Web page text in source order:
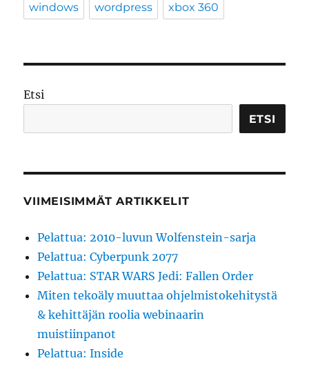
windows wordpress xbox 360
Etsi
ETSI
VIIMEISIMMÄT ARTIKKELIT
Pelattua: 2010-luvun Wolfenstein-sarja
Pelattua: Cyberpunk 2077
Pelattua: STAR WARS Jedi: Fallen Order
Miten tekoäly muuttaa ohjelmistokehitystä
& kehittäjän roolia webinaarin
muistiinpanot
Pelattua: Inside